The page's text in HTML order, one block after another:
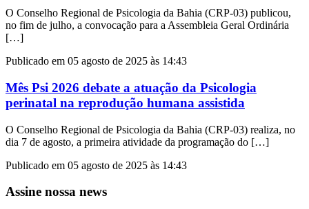
O Conselho Regional de Psicologia da Bahia (CRP-03) publicou,
no fim de julho, a convocação para a Assembleia Geral Ordinária
[…]
Publicado em 05 agosto de 2025 às 14:43
Mês Psi 2026 debate a atuação da Psicologia
perinatal na reprodução humana assistida
O Conselho Regional de Psicologia da Bahia (CRP-03) realiza, no
dia 7 de agosto, a primeira atividade da programação do […]
Publicado em 05 agosto de 2025 às 14:43
Assine nossa news